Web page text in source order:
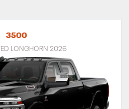
3500
LONGHORN 2026